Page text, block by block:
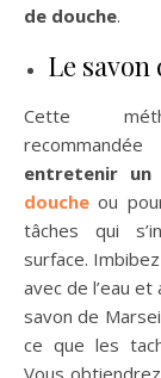
de douche.
Le
Cette
entretenir un
douche ou
tâches qui
surface.
avec de l’eau
savon de
ce que les
Vous